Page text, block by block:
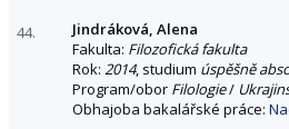
44.
Jindráková, Alena
Fakulta: Filozofická fakulta
Rok: 2014, studium úspěšně
Program/obor Filologie/
Obhajoba bakalářské práce: